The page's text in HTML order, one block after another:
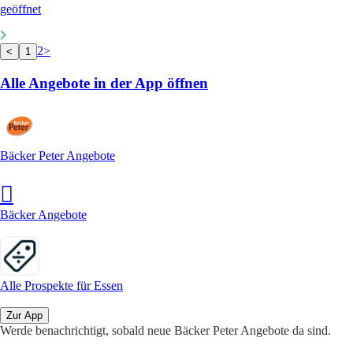
geöffnet
< 1 2>
Alle Angebote in der App öffnen
Bäcker Peter Angebote
Bäcker Angebote
Alle Prospekte für Essen
Zur App
Werde benachrichtigt, sobald neue Bäcker Peter Angebote da sind.